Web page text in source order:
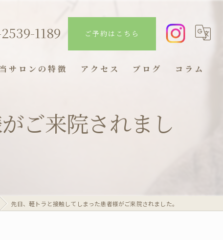
1189 ご予約はこちら
当サロンの特徴
腰痛
超音波
アクセス ブログ コラム
ご来院されまし
​先日、軽トラと接触してしまった患者様がご来院されました。